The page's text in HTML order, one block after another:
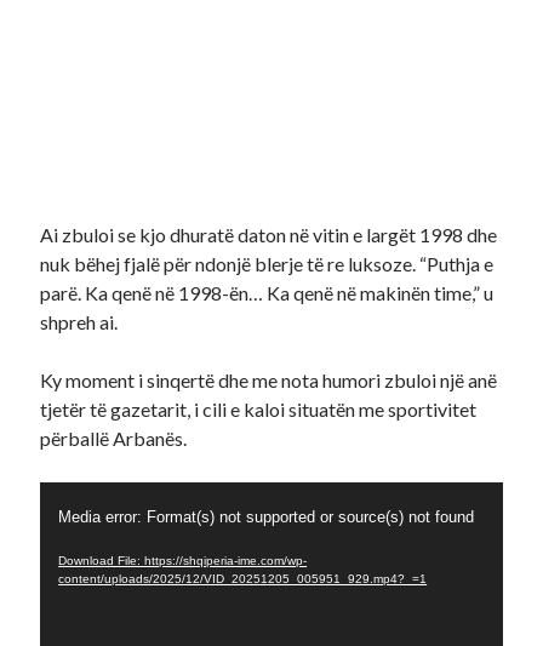
Ai zbuloi se kjo dhuratë daton në vitin e largët 1998 dhe
nuk bëhej fjalë për ndonjë blerje të re luksoze. “Puthja e
parë. Ka qenë në 1998-ën… Ka qenë në makinën time,” u
shpreh ai.
Ky moment i sinqertë dhe me nota humori zbuloi një anë
tjetër të gazetarit, i cili e kaloi situatën me sportivitet
përballë Arbanës.
Player
Media error: Format(s) not supported or source(s) not found
Download File: https://shqiperia-ime.com/wp-
content/uploads/2025/12/VID_20251205_005951_929.mp4?_=1